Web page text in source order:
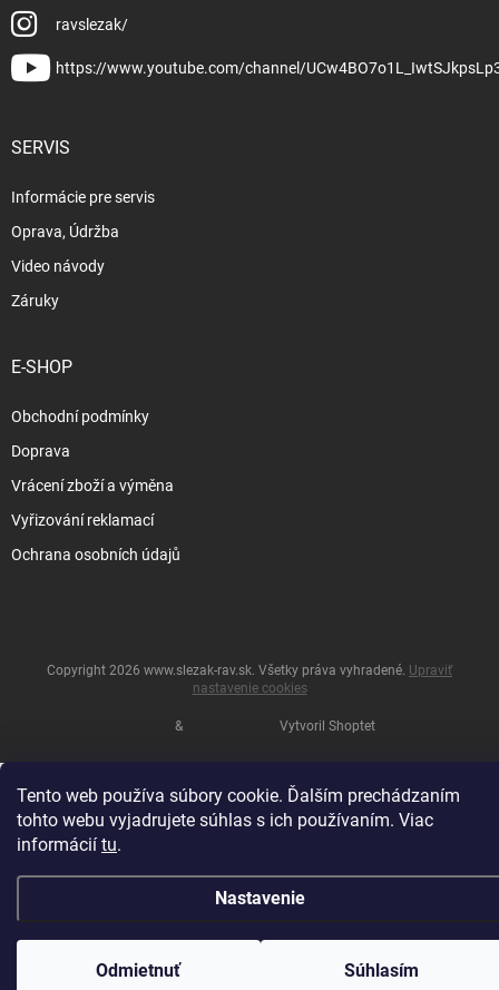
Tento web používa súbory cookie. Ďalším prechádzaním
tohto webu vyjadrujete súhlas s ich používaním. Viac
informácií tu.
Nastavenie
Odmietnuť Súhlasím
ravslezak/
https://www.youtube.com/channel/
SERVIS
Informácie pre servis
Oprava, Údržba
Video návody
Záruky
E-SHOP
Obchodní podmínky
Doprava
Vrácení zboží a výměna
Vyřizování reklamací
Ochrana osobních údajů
& Vytvoril Shoptet
Copyright 2026 www.slezak-rav.sk. Všetky práva vyhradené. Upraviť
nastavenie cookies